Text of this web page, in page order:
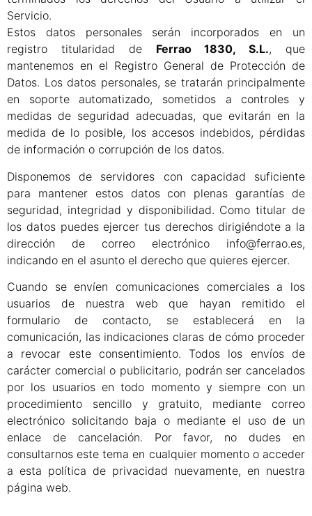
Servicio.
Estos datos personales serán incorporados en un
registro titularidad de Ferrao 1830, S.L., que
mantenemos en el Registro General de Protección de
Datos. Los datos personales, se tratarán principalmente
en soporte automatizado, sometidos a controles y
medidas de seguridad adecuadas, que evitarán en la
medida de lo posible, los accesos indebidos, pérdidas
de información o corrupción de los datos.
Disponemos de servidores con capacidad suficiente
para mantener estos datos con plenas garantías de
seguridad, integridad y disponibilidad. Como titular de
los datos puedes ejercer tus derechos dirigiéndote a la
dirección de correo electrónico info@ferrao.es,
indicando en el asunto el derecho que quieres ejercer.
Cuando se envíen comunicaciones comerciales a los
usuarios de nuestra web que hayan remitido el
formulario de contacto, se establecerá en la
comunicación, las indicaciones claras de cómo proceder
a revocar este consentimiento. Todos los envíos de
carácter comercial o publicitario, podrán ser cancelados
por los usuarios en todo momento y siempre con un
procedimiento sencillo y gratuito, mediante correo
electrónico solicitando baja o mediante el uso de un
enlace de cancelación. Por favor, no dudes en
consultarnos este tema en cualquier momento o acceder
a esta política de privacidad nuevamente, en nuestra
página web.